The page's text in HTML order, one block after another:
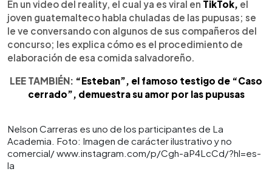
En un video del reality, el cual ya es viral en TikTok, el
joven guatemalteco habla chuladas de las pupusas; se
le ve conversando con algunos de sus compañeros del
concurso; les explica cómo es el procedimiento de
elaboración de esa comida salvadoreño.
LEE TAMBIÉN: “Esteban”, el famoso testigo de “Caso
cerrado”, demuestra su amor por las pupusas
Nelson Carreras es uno de los participantes de La
Academia. Foto: Imagen de carácter ilustrativo y no
comercial/ www.instagram.com/p/Cgh-aP4LcCd/?hl=es-
la